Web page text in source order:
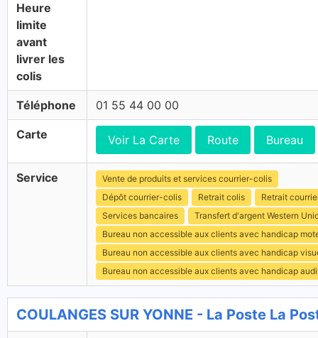
Heure
limite
avant
livrer les
colis
Téléphone 01 55 44 00 00
Carte Voir La Carte Route Bureau
Service
Vente de produits et services courrier-colis
Dépôt courrier-colis
Retrait colis
Retrait
Services bancaires
Transfert d'argent Western
Bureau non accessible aux clients avec handicap
Bureau non accessible aux clients avec handicap
Bureau non accessible aux clients avec handicap
COULANGES SUR YONNE - La Poste La